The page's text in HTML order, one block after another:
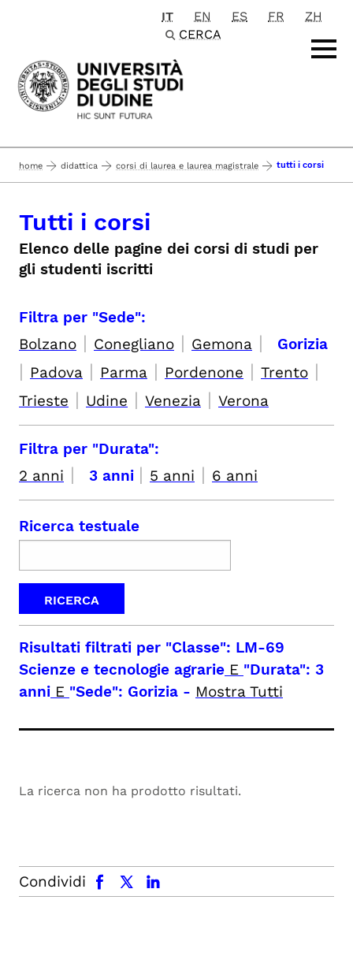
Passa al contenuto principale
IT EN ES FR
ZH
CERCA
home didattica corsi di laurea e laurea magistrale tutti i corsi
Tutti i corsi
Elenco delle pagine dei corsi di studi per
gli studenti iscritti
Filtra per "Sede":
Bolzano | Conegliano | Gemona | Gorizia
| Padova | Parma | Pordenone | Trento |
Trieste | Udine | Venezia | Verona
Filtra per "Durata":
2 anni | 3 anni | 5 anni | 6 anni
Ricerca testuale
Risultati filtrati per "Classe": LM-69
Scienze e tecnologie agrarie E "Durata": 3
anni E "Sede": Gorizia - Mostra Tutti
La ricerca non ha prodotto risultati.
Condividi
facebook x.com linkedin